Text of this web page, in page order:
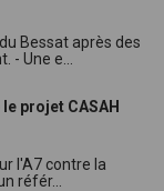
Bessat après des
Une e...
projet CASAH
l'A7 contre la
référ...